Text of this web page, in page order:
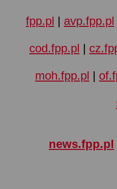
fpp.pl | avp.fpp.pl
cod.fpp.pl |
moh.fpp.pl |
news.fpp.pl